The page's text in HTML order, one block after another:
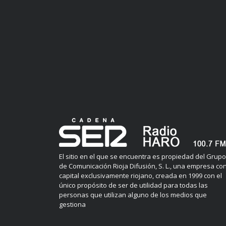
El sitio en el que se encuentra es propiedad del Grupo
de Comunicación Rioja Difusión, S. L., una empresa
capital exclusivamente riojano, creada en 1999 con el
único propósito de ser de utilidad para todas las
personas que utilizan alguno de los medios que
gestiona